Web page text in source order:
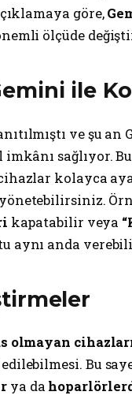
göre,
ölçüde
ile
ve şu an
sağlıyor.
kolayca
kapatabilir veya
aynı anda
olmayan
Bu
ya da